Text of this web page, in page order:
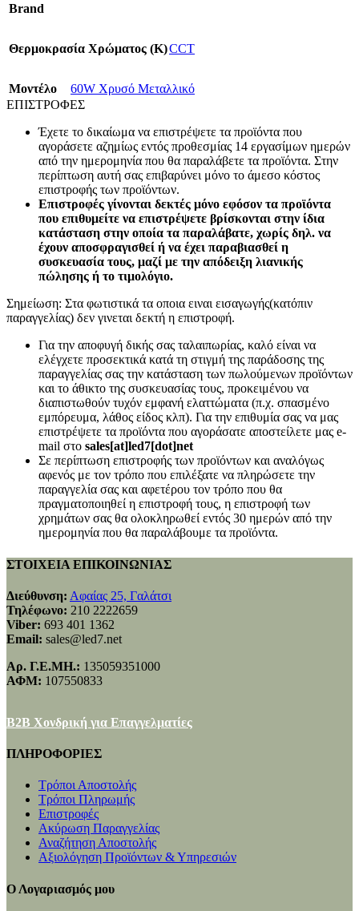
Brand
Θερμοκρασία Χρώματος (Κ)CCT
Mοντέλο
60W Χρυσό Μεταλλικό
ΕΠΙΣΤΡΟΦΕΣ
Έχετε το δικαίωμα να επιστρέψετε τα προϊόντα που
αγοράσετε αζημίως εντός προθεσμίας 14 εργασίμων ημερών
από την ημερομηνία που θα παραλάβετε τα προϊόντα. Στην
περίπτωση αυτή σας επιβαρύνει μόνο το άμεσο κόστος
επιστροφής των προϊόντων.
Επιστροφές γίνονται δεκτές μόνο εφόσον τα προϊόντα
που επιθυμείτε να επιστρέψετε βρίσκονται στην ίδια
κατάσταση στην οποία τα παραλάβατε, χωρίς δηλ. να
έχουν αποσφραγισθεί ή να έχει παραβιασθεί η
συσκευασία τους, μαζί με την απόδειξη λιανικής
πώλησης ή το τιμολόγιο.
Σημείωση: Στα φωτιστικά τα οποια ειναι εισαγωγής(κατόπιν
παραγγελίας) δεν γινεται δεκτή η επιστροφή.
Για την αποφυγή δικής σας ταλαιπωρίας, καλό είναι να
ελέγχετε προσεκτικά κατά τη στιγμή της παράδοσης της
παραγγελίας σας την κατάσταση των πωλούμενων προϊόντων
και το άθικτο της συσκευασίας τους, προκειμένου να
διαπιστωθούν τυχόν εμφανή ελαττώματα (π.χ. σπασμένο
εμπόρευμα, λάθος είδος κλπ). Για την επιθυμία σας να μας
επιστρέψετε τα προϊόντα που αγοράσατε αποστείλετε μας e-
mail στο sales[at]led7[dot]net
Σε περίπτωση επιστροφής των προϊόντων και αναλόγως
αφενός με τον τρόπο που επιλέξατε να πληρώσετε την
παραγγελία σας και αφετέρου τον τρόπο που θα
πραγματοποιηθεί η επιστροφή τους, η επιστροφή των
χρημάτων σας θα ολοκληρωθεί εντός 30 ημερών από την
ημερομηνία που θα παραλάβουμε τα προϊόντα.
ΣΤΟΙΧΕΙΑ ΕΠΙΚΟΙΝΩΝΙΑΣ
Διεύθυνση: Αφαίας 25, Γαλάτσι
Τηλέφωνο: 210 2222659
Viber: 693 401 1362
Email: sales@led7.net
Αρ. Γ.Ε.ΜΗ.: 135059351000
ΑΦΜ: 107550833
B2B Χονδρική για Επαγγελματίες
ΠΛΗΡΟΦΟΡΙΕΣ
Τρόποι Αποστολής
Τρόποι Πληρωμής
Επιστροφές
Ακύρωση Παραγγελίας
Αναζήτηση Αποστολής
Αξιολόγηση Προϊόντων & Υπηρεσιών
Ο Λογαριασμός μου